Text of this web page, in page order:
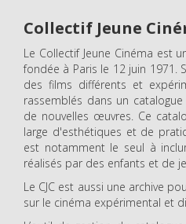
Collectif Jeune
Le Collectif Jeune Cinéma est
fondée à Paris le 12 juin 1971.
des films différents et
rassemblés dans un
de nouvelles œuvres. Ce
large d'esthétiques et de
est notamment le seul à
réalisés par des enfants et de
Le CJC est aussi une archive
sur le cinéma expérimental et